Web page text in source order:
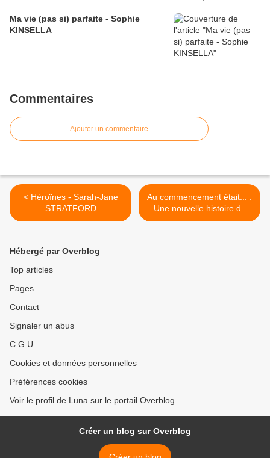
Ma vie (pas si) parfaite - Sophie
KINSELLA
Commentaires
Ajouter un commentaire
< Héroïnes - Sarah-Jane
STRATFORD
Au commencement était... :
Une nouvelle histoire de
l'humanité - David
Hébergé par Overblog
Top articles
Pages
Contact
Signaler un abus
C.G.U.
Cookies et données personnelles
Préférences cookies
Voir le profil de Luna sur le portail Overblog
Créer un blog sur Overblog